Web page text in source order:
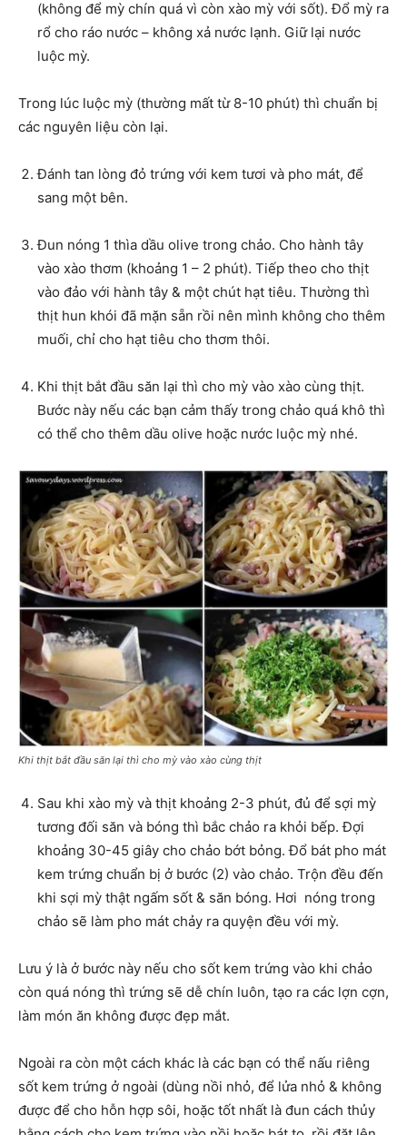
(không để mỳ chín quá vì còn xào mỳ với sốt). Đổ mỳ ra
rổ cho ráo nước – không xả nước lạnh. Giữ lại nước
luộc mỳ.
Trong lúc luộc mỳ (thường mất từ 8-10 phút) thì chuẩn bị
các nguyên liệu còn lại.
Đánh tan lòng đỏ trứng với kem tươi và pho mát, để
sang một bên.
Đun nóng 1 thìa dầu olive trong chảo. Cho hành tây
vào xào thơm (khoảng 1 – 2 phút). Tiếp theo cho thịt
vào đảo với hành tây & một chút hạt tiêu. Thường thì
thịt hun khói đã mặn sẵn rồi nên mình không cho thêm
muối, chỉ cho hạt tiêu cho thơm thôi.
Khi thịt bắt đầu săn lại thì cho mỳ vào xào cùng thịt.
Bước này nếu các bạn cảm thấy trong chảo quá khô thì
có thể cho thêm dầu olive hoặc nước luộc mỳ nhé.
Khi thịt bắt đầu săn lại thì cho mỳ vào xào cùng thịt
Sau khi xào mỳ và thịt khoảng 2-3 phút, đủ để sợi mỳ
tương đối săn và bóng thì bắc chảo ra khỏi bếp. Đợi
khoảng 30-45 giây cho chảo bớt bỏng. Đổ bát pho mát
kem trứng chuẩn bị ở bước (2) vào chảo. Trộn đều đến
khi sợi mỳ thật ngấm sốt & săn bóng. Hơi nóng trong
chảo sẽ làm pho mát chảy ra quyện đều với mỳ.
Lưu ý là ở bước này nếu cho sốt kem trứng vào khi chảo
còn quá nóng thì trứng sẽ dễ chín luôn, tạo ra các lợn cợn,
làm món ăn không được đẹp mắt.
Ngoài ra còn một cách khác là các bạn có thể nấu riêng
sốt kem trứng ở ngoài (dùng nồi nhỏ, để lửa nhỏ & không
được để cho hỗn hợp sôi, hoặc tốt nhất là đun cách thủy